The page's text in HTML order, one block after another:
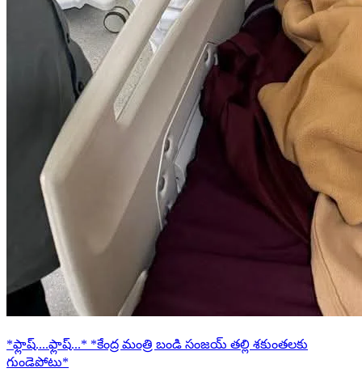
*ఫ్లాష్....ఫ్లాష్...* *కేంద్ర మంత్రి బండి సంజయ్ తల్లి శకుంతలకు
గుండెపోటు*